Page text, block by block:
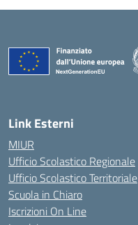
Link Esterni
MIUR
Ufficio Scolastico Regionale
Ufficio Scolastico Territoriale
Scuola in Chiaro
Iscrizioni On Line